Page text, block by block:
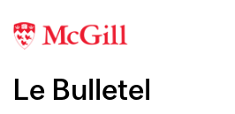
Le Bulletel